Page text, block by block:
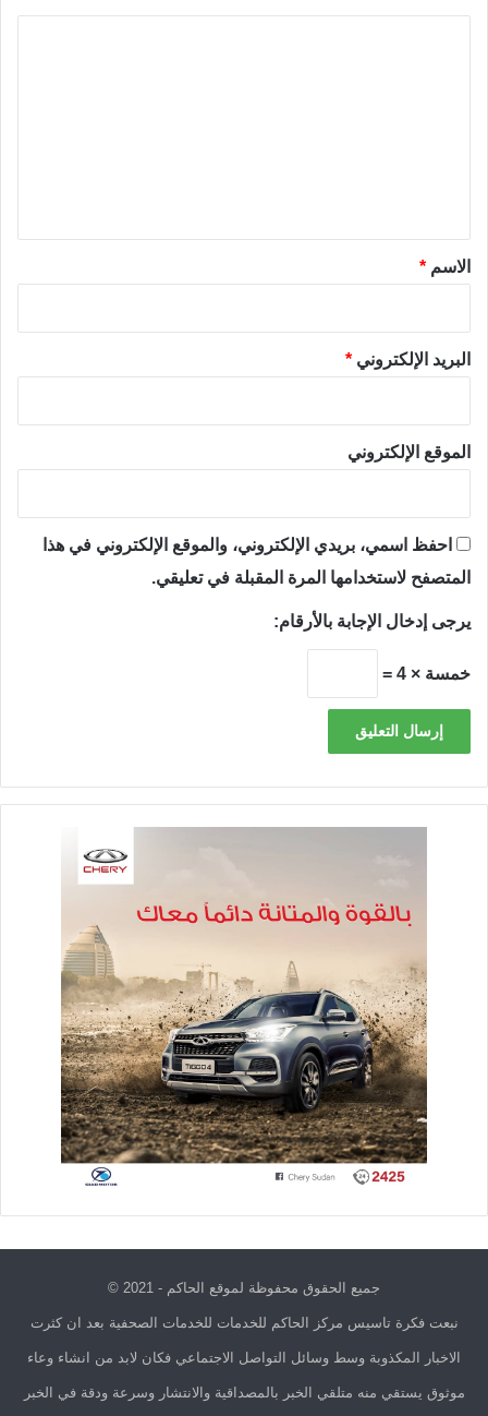
*الاسم *
البريد الإلكتروني *
الموقع الإلكتروني
احفظ اسمي، بريدي الإلكتروني، والموقع الإلكتروني في هذا
المتصفح لاستخدامها المرة المقبلة في تعليقي.
يرجى إدخال الإجابة بالأرقام:
خمسة × 4 =
جميع الحقوق محفوظة لموقع الحاكم - 2021 ©
نبعت فكرة تاسيس مركز الحاكم للخدمات للخدمات الصحفية بعد ان كثرت
الاخبار المكذوبة وسط وسائل التواصل الاجتماعي فكان لابد من انشاء وعاء
موثوق يستقي منه متلقي الخبر بالمصداقية والانتشار وسرعة ودقة في الخبر